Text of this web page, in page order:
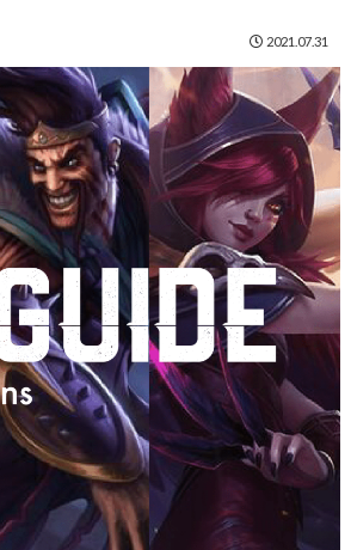
2021.07.31